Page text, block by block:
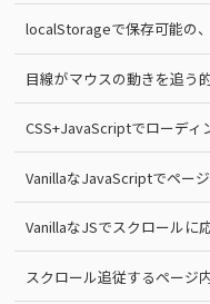
localStorageで保存可能の
目線がマウスの動きを追う
CSS+JavaScriptでローディ
VanillaなJavaScriptでペー
VanillaなJSでスクロールに
スクロール追従するページ